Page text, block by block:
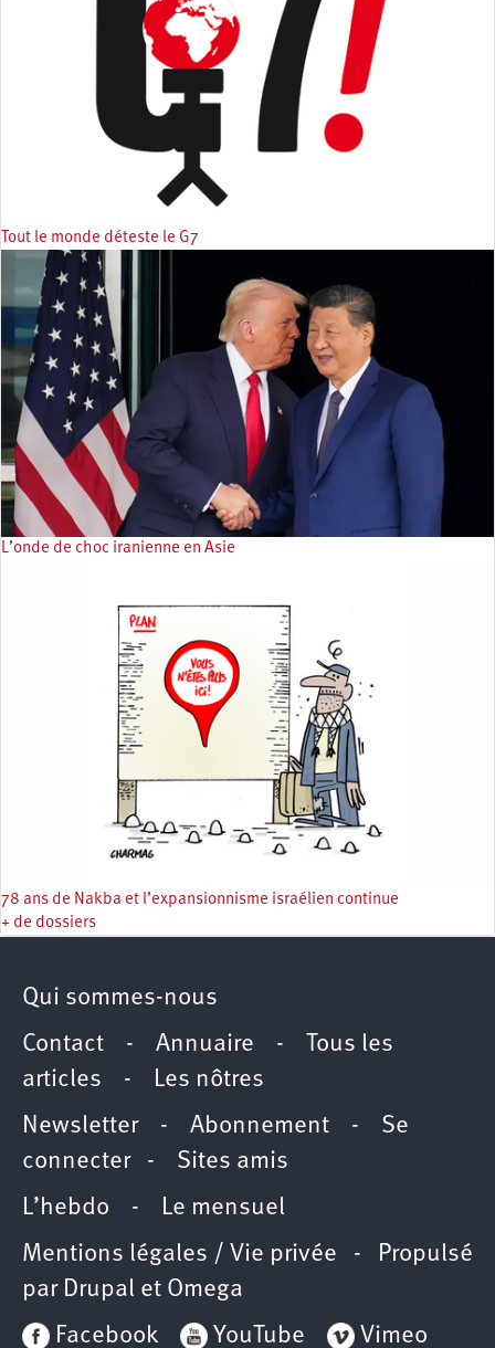
Tout le monde déteste le G7
L’onde de choc iranienne en Asie
78 ans de Nakba et l’expansionnisme israélien continue
+ de dossiers
Qui sommes-nous
Contact - Annuaire -
Tous les
articles - Les nôtres
Newsletter- Abonnement - Se
connecter- Sites amis
L’hebdo - Le mensuel
Mentions légales / Vie privée - Propulsé
par Drupal et Omega
Facebook
YouTube Vimeo